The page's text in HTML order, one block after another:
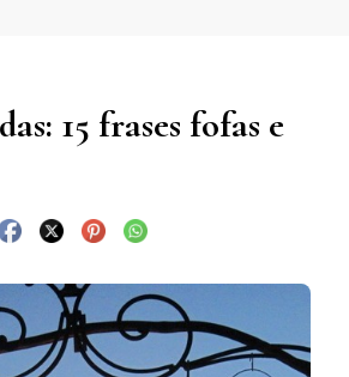
15 frases fofas e